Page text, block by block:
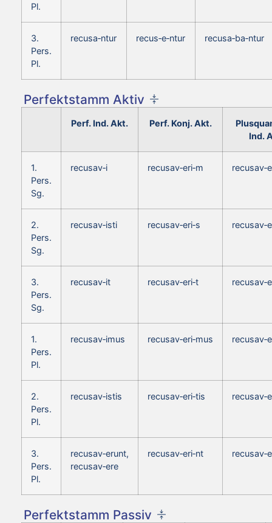
Pl.
3.
Pers.
Pl.
recusa‑ntur recus‑e‑ntur recusa‑ba‑ntur
Perfektstamm Aktiv
Perf. Ind. Akt. Perf. Konj. Akt.
Ind.
1.
Pers.
Sg.
recusav‑i recusav‑eri‑m
2.
Pers.
Sg.
recusav‑isti recusav‑eri‑s
3.
Pers.
Sg.
recusav‑it recusav‑eri‑t
1.
Pers.
Pl.
recusav‑imus recusav‑eri‑mus
2.
Pers.
Pl.
recusav‑istis recusav‑eri‑tis
3.
Pers.
Pl.
recusav‑erunt,
recusav‑ere
recusav‑eri‑nt
Perfektstamm Passiv